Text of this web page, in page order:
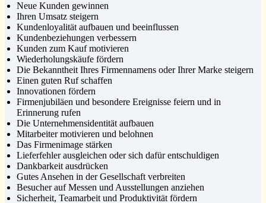
Neue Kunden gewinnen
Ihren Umsatz steigern
Kundenloyalität aufbauen und beeinflussen
Kundenbeziehungen verbessern
Kunden zum Kauf motivieren
Wiederholungskäufe fördern
Die Bekanntheit Ihres Firmennamens oder Ihrer Marke steigern
Einen guten Ruf schaffen
Innovationen fördern
Firmenjubiläen und besondere Ereignisse feiern und in
Erinnerung rufen
Die Unternehmensidentität aufbauen
Mitarbeiter motivieren und belohnen
Das Firmenimage stärken
Lieferfehler ausgleichen oder sich dafür entschuldigen
Dankbarkeit ausdrücken
Gutes Ansehen in der Gesellschaft verbreiten
Besucher auf Messen und Ausstellungen anziehen
Sicherheit, Teamarbeit und Produktivität fördern